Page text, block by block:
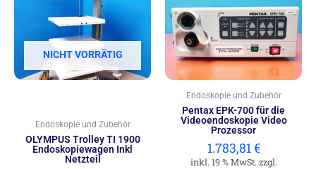
NICHT VORRÄTIG
Endoskopie und Zubehör
OLYMPUS Trolley TI 1900
Endoskopiewagen Inkl
Netzteil
Endoskopie und Zubehör
Pentax EPK-700 für die
Videoendoskopie Video
Prozessor
1.783,81€
inkl. 19 % MwSt. zzgl.